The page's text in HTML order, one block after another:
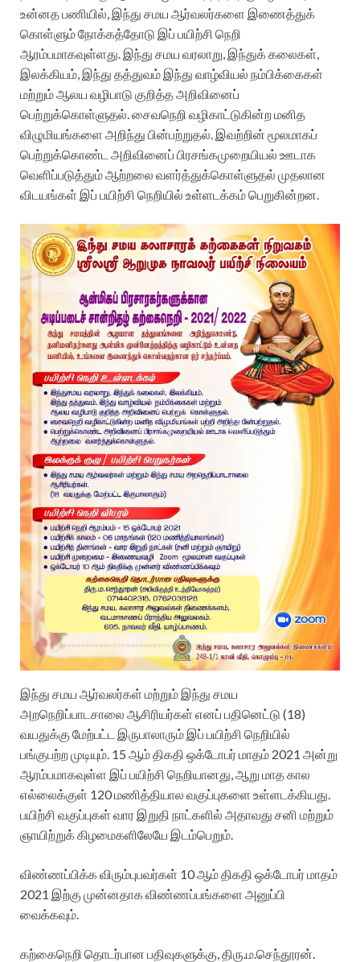
உன்னத பணியில், இந்து சமய ஆர்வலர்களை இணைத்துக்
கொள்ளும் நோக்கத்தோடு இப் பயிற்சி நெறி
ஆரம்பமாகவுள்ளது. இந்து சமய வரலாறு, இந்துக் கலைகள்,
இலக்கியம், இந்து தத்துவம் இந்து வாழ்வியல் நம்பிக்கைகள்
மற்றும் ஆலய வழிபாடு குறித்த அறிவினைப்
பெற்றுக்கொள்ளுதல். சைவநெறி வழிகாட்டுகின்ற மனித
விழுமியங்களை அறிந்து பின்பற்றுதல். இவற்றின் மூலமாகப்
பெற்றுக்கொண்ட அறிவினைப் பிரசங்கமுறையியல் ஊடாக
வெளிப்படுத்தும் ஆற்றலை வளர்த்துக்கொள்ளுதல் முதலான
விடயங்கள் இப் பயிற்சி நெறியில் உள்ளடக்கம் பெறுகின்றன.
இந்து சமய ஆர்வலர்கள் மற்றும் இந்து சமய
அறநெறிப்பாடசாலை ஆசிரியர்கள் எனப் பதினெட்டு (18)
வயதுக்கு மேற்பட்ட இருபாலாரும் இப் பயிற்சி நெறியில்
பங்குபற்ற முடியும். 15 ஆம் திகதி ஒக்டோபர் மாதம் 2021 அன்று
ஆரம்பமாகவுள்ள இப் பயிற்சி நெறியானது, ஆறு மாத கால
எல்லைக்குள் 120 மணித்தியால வகுப்புகளை உள்ளடக்கியது.
பயிற்சி வகுப்புகள் வார இறுதி நாட்களில் அதாவது சனி மற்றும்
ஞாயிற்றுக் கிழமைகளிலேயே இடம்பெறும்.
விண்ணப்பிக்க விரும்புபவர்கள் 10 ஆம் திகதி ஒக்டோபர் மாதம்
2021 இற்கு முன்னதாக விண்ணப்பங்களை அனுப்பி
வைக்கவும்.
கற்கைநெறி தொடர்பான பதிவுகளுக்கு, திரு.ம.செந்தூரன்.